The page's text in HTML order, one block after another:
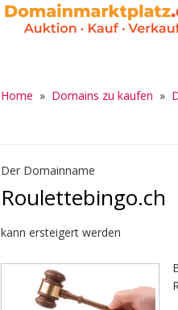
Home » Domains zu kaufen »
Der Domainname
Roulettebingo.ch
kann ersteigert werden